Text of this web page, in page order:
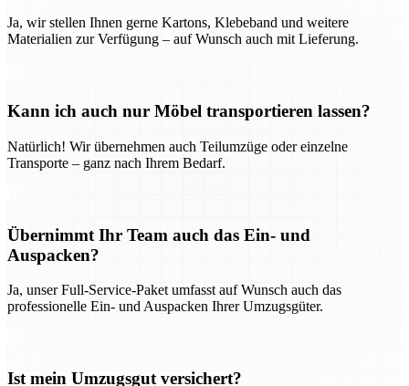
Ja, wir stellen Ihnen gerne Kartons, Klebeband und weitere
Materialien zur Verfügung – auf Wunsch auch mit Lieferung.
Kann ich auch nur Möbel transportieren lassen?
Natürlich! Wir übernehmen auch Teilumzüge oder einzelne
Transporte – ganz nach Ihrem Bedarf.
Übernimmt Ihr Team auch das Ein- und
Auspacken?
Ja, unser Full-Service-Paket umfasst auf Wunsch auch das
professionelle Ein- und Auspacken Ihrer Umzugsgüter.
Ist mein Umzugsgut versichert?